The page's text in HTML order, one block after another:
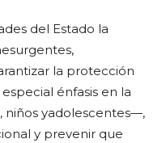
del Estado la
la protección
énfasis en la
niños yadolescentes—,
y prevenir que